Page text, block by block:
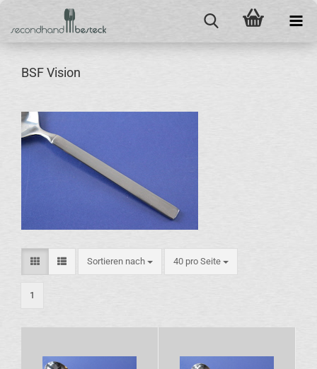
BSF Vision
Sortieren nach
Sortieren nach 40 pro Seite
pro Seite
1